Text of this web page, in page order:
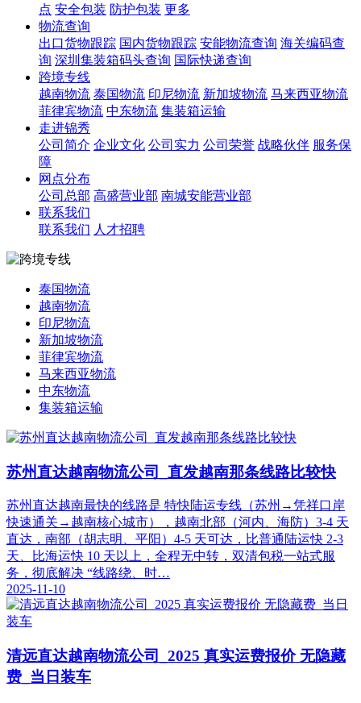
点 安全包装 防护包装 更多
物流查询
出口货物跟踪 国内货物跟踪 安能物流查询 海关编码查
询 深圳集装箱码头查询 国际快递查询
跨境专线
越南物流 泰国物流 印尼物流 新加坡物流 马来西亚物流
菲律宾物流 中东物流 集装箱运输
走进锦秀
公司简介 企业文化 公司实力 公司荣誉 战略伙伴 服务保
障
网点分布
公司总部 高盛营业部 南城安能营业部
联系我们
联系我们 人才招聘
泰国物流
越南物流
印尼物流
新加坡物流
菲律宾物流
马来西亚物流
中东物流
集装箱运输
苏州直达越南物流公司_直发越南那条线路比较快
苏州直达越南最快的线路是 特快陆运专线（苏州→凭祥口岸
快速通关→越南核心城市），越南北部（河内、海防）3-4 天
直达，南部（胡志明、平阳）4-5 天可达，比普通陆运快 2-3
天、比海运快 10 天以上，全程无中转，双清包税一站式服
务，彻底解决 “线路绕、时…
2025-11-10
清远直达越南物流公司_2025 真实运费报价 无隐藏
费_当日装车